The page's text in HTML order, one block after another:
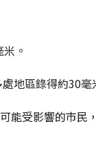
。
地區錄得約30
能受影響的市民